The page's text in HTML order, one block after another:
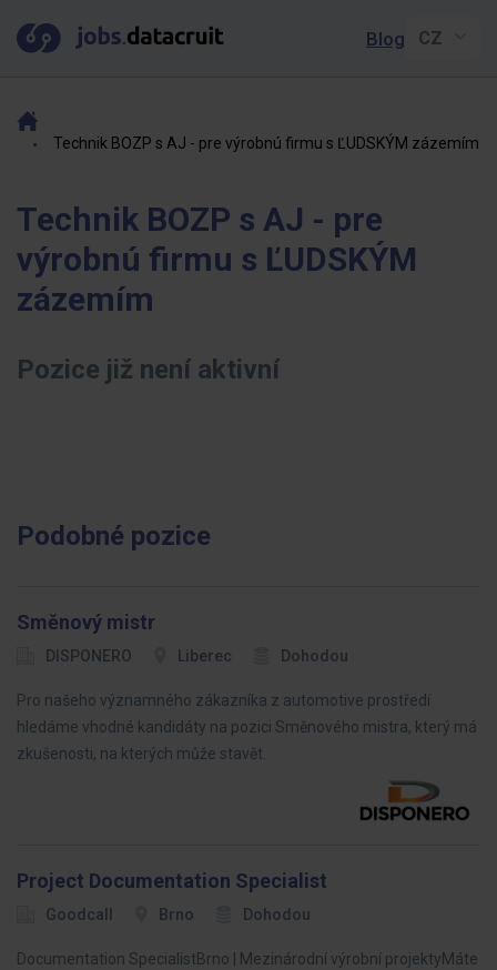
Blog
Technik BOZP s AJ - pre výrobnú firmu s ĽUDSKÝM zázemím
Technik BOZP s AJ - pre
výrobnú firmu s ĽUDSKÝM
zázemím
Pozice již není aktivní
Podobné pozice
Směnový mistr
DISPONERO Liberec Dohodou
Pro našeho významného zákazníka z automotive prostředí
hledáme vhodné kandidáty na pozici Směnového mistra, který má
zkušenosti, na kterých může stavět.
Project Documentation Specialist
Goodcall Brno Dohodou
Documentation SpecialistBrno | Mezinárodní výrobní projektyMáte